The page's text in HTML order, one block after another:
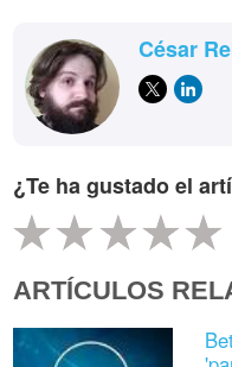
César
¿Te ha gustado el
ARTÍCULOS